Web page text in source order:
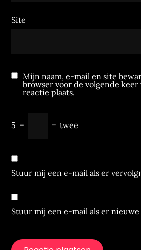
Site
Mijn naam, e-mail en site
browser voor de volgende
reactie plaats.
5 − = twee
Stuur mij een e-mail als er
Stuur mij een e-mail als er